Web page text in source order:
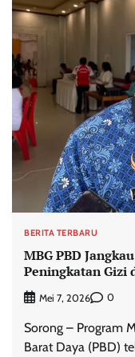
BERITA TERBARU
MBG PBD
Peningkatan Gizi
Mei 7, 2026 0
Sorong – Program
Barat Daya (PBD)